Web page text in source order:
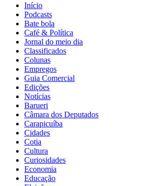
Início
Podcasts
Bate bola
Café & Política
Jornal do meio dia
Classificados
Colunas
Empregos
Guia Comercial
Edições
Notícias
Barueri
Câmara dos Deputados
Carapicuíba
Cidades
Cotia
Cultura
Curiosidades
Economia
Educação